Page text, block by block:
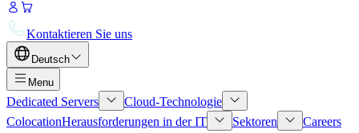
Kontaktieren Sie uns
Deutsch
Menu
Dedicated Servers
Cloud-Technologie
ColocationHerausforderungen in der IT Sektoren Careers